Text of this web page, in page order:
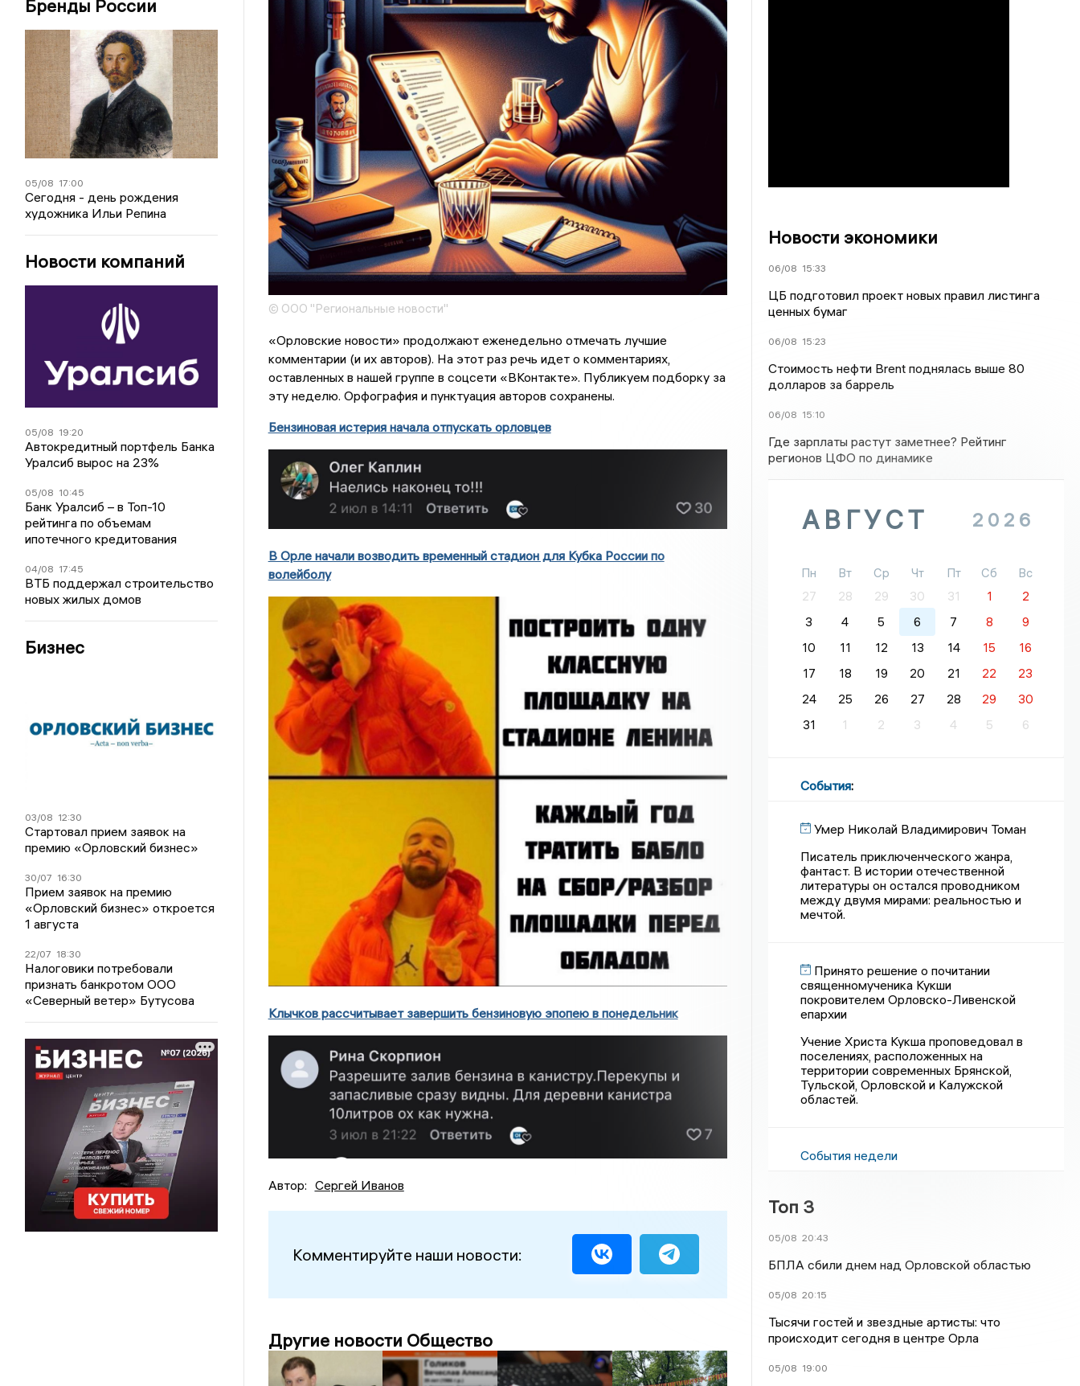
Бренды России
05/08 17:00
Сегодня - день рождения
художника Ильи Репина
Новости компаний
05/08 19:20
Автокредитный портфель Банка
Уралсиб вырос на 23%
05/08 10:45
Банк Уралсиб – в Топ-10
рейтинга по объемам
ипотечного кредитования
04/08 17:45
ВТБ поддержал строительство
новых жилых домов
Бизнес
03/08 12:30
Стартовал прием заявок на
премию «Орловский бизнес»
30/07 16:30
Прием заявок на премию
«Орловский бизнес» откроется
1 августа
22/07 18:30
Налоговики потребовали
признать банкротом ООО
«Северный ветер» Бутусова
© ООО "Региональные новости"
«Орловские новости» продолжают еженедельно отмечать лучшие
комментарии (и их авторов). На этот раз речь идет о комментариях,
оставленных в нашей группе в соцсети «ВКонтакте». Публикуем подборку за
эту неделю. Орфография и пунктуация авторов сохранены.
Бензиновая истерия начала отпускать орловцев
В Орле начали возводить временный стадион для Кубка России по
волейболу
Клычков рассчитывает завершить бензиновую эпопею в понедельник
Автор: Сергей Иванов
Комментируйте наши новости:
Другие новости Общество
Новости экономики
06/08 15:33
ЦБ подготовил проект новых правил листинга
ценных бумаг
06/08 15:23
Стоимость нефти Brent поднялась выше 80
долларов за баррель
06/08 15:10
Где зарплаты растут заметнее? Рейтинг
регионов ЦФО по динамике
АВГУСТ 2026
Пн Вт Ср Чт Пт Сб
Вс
27
28 29 30 31 1
2
3
4 5 6 7 8
9
10
11 12 13 14 15
16
17
18 19 20 21 22
23
24
25 26 27 28 29
30
31
1 2 3 4 5 6
События:
Умер Николай Владимирович Томан
Писатель приключенческого жанра,
фантаст. В истории отечественной
литературы он остался проводником
между двумя мирами: реальностью и
мечтой.
Принято решение о почитании
священномученика Кукши
покровителем Орловско-Ливенской
епархии
Учение Христа Кукша проповедовал в
поселениях, расположенных на
территории современных Брянской,
Тульской, Орловской и Калужской
областей.
События недели
Топ 3
05/08 20:43
БПЛА сбили днем над Орловской областью
05/08 20:15
Тысячи гостей и звездные артисты: что
происходит сегодня в центре Орла
05/08 19:00